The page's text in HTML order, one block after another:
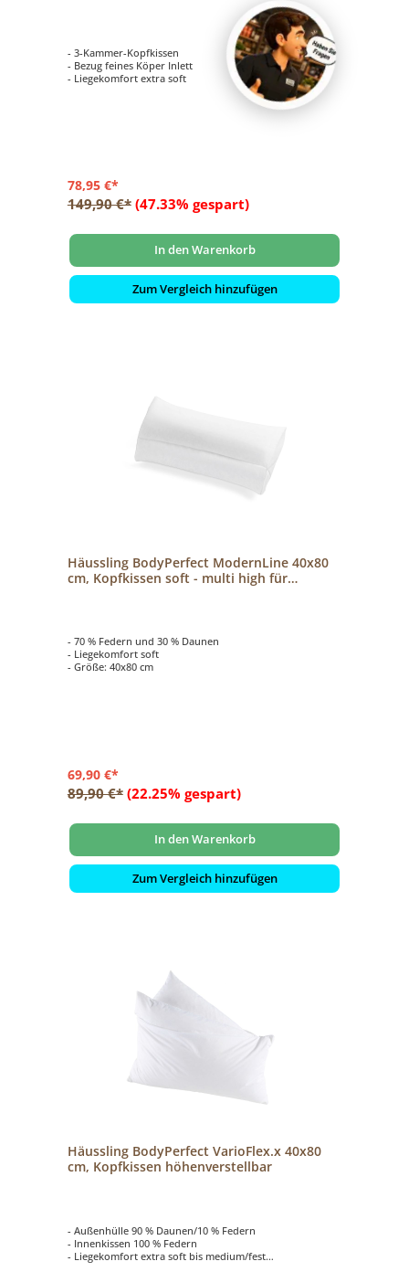
- 3-Kammer-Kopfkissen
- Bezug feines Köper Inlett
- Liegekomfort extra soft
78,95 €*
149,90 €* (47.33% gespart)
In den Warenkorb
Zum Vergleich hinzufügen
Häussling BodyPerfect ModernLine 40x80
cm, Kopfkissen soft - multi high für
- 70 % Federn und 30 % Daunen
- Liegekomfort soft
- Größe: 40x80 cm
69,90 €*
89,90 €* (22.25% gespart)
In den Warenkorb
Zum Vergleich hinzufügen
Häussling BodyPerfect VarioFlex.x 40x80
cm, Kopfkissen höhenverstellbar
- Außenhülle 90 % Daunen/10 % Federn
- Innenkissen 100 % Federn
- Liegekomfort extra soft bis medium/fest